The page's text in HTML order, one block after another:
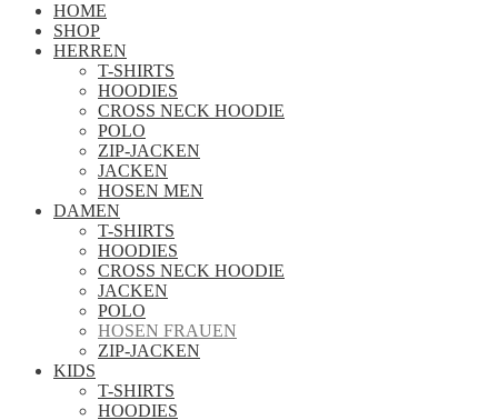
HOME
SHOP
HERREN
T-SHIRTS
HOODIES
CROSS NECK HOODIE
POLO
ZIP-JACKEN
JACKEN
HOSEN MEN
DAMEN
T-SHIRTS
HOODIES
CROSS NECK HOODIE
JACKEN
POLO
HOSEN FRAUEN
ZIP-JACKEN
KIDS
T-SHIRTS
HOODIES